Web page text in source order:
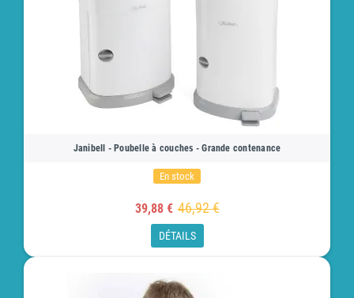
Janibell - Poubelle à couches - Grande contenance
En stock
39,88 € 46,92 €
DÉTAILS